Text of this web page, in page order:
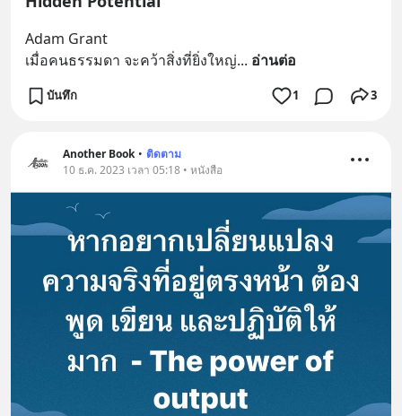
Adam Grant
เมื่อคนธรรมดา จะคว้าสิ่งที่ยิ่งใหญ่... อ่านต่อ
บันทึก 1 3
Another Book • ติดตาม
10 ธ.ค. 2023 เวลา 05:18 • หนังสือ